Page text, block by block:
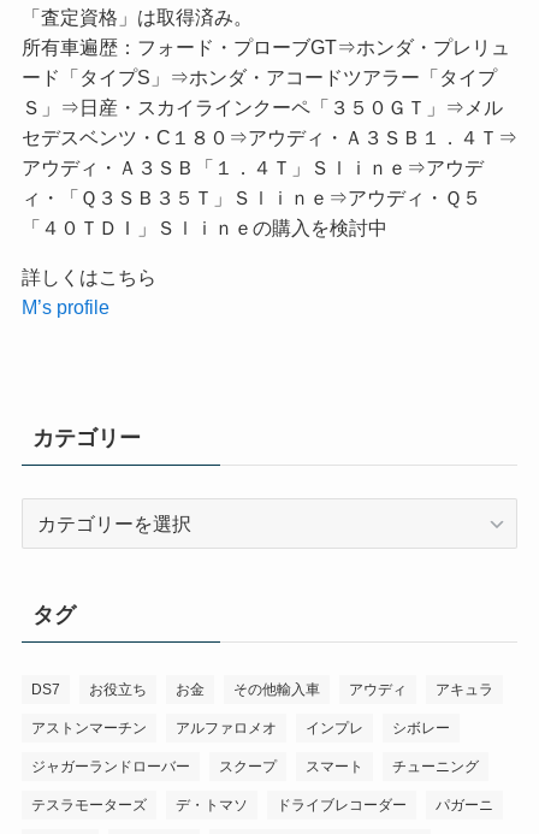
「査定資格」は取得済み。
所有車遍歴：フォード・プローブGT⇒ホンダ・プレリュ
ード「タイプS」⇒ホンダ・アコードツアラー「タイプ
Ｓ」⇒日産・スカイラインクーペ「３５０ＧＴ」⇒メル
セデスベンツ・C１８０⇒アウディ・Ａ３ＳＢ１．４Ｔ⇒
アウディ・Ａ３ＳＢ「１．４Ｔ」Ｓｌｉｎｅ⇒アウデ
ィ・「Ｑ３ＳＢ３５Ｔ」Ｓｌｉｎｅ⇒アウディ・Ｑ５
「４０ＴＤＩ」Ｓｌｉｎｅの購入を検討中
詳しくはこちら
M’s profile
カテゴリー
ー
タグ
DS7 お役立ち お金 その他輸入車 アウディ アキュラ
アストンマーチン アルファロメオ インプレ シボレー
ジャガーランドローバー スクープ スマート チューニング
テスラモーターズ デ・トマソ ドライブレコーダー パガーニ